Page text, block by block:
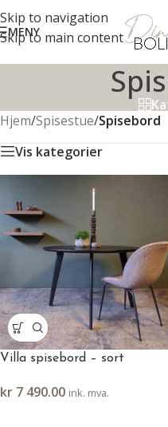
Skip to navigation
Skip to main content
MENY
Hjem/Spisestue/Spisebord
Vis kategorier
Villa spisebord – sort
kr 7 490.00 ink. mva.